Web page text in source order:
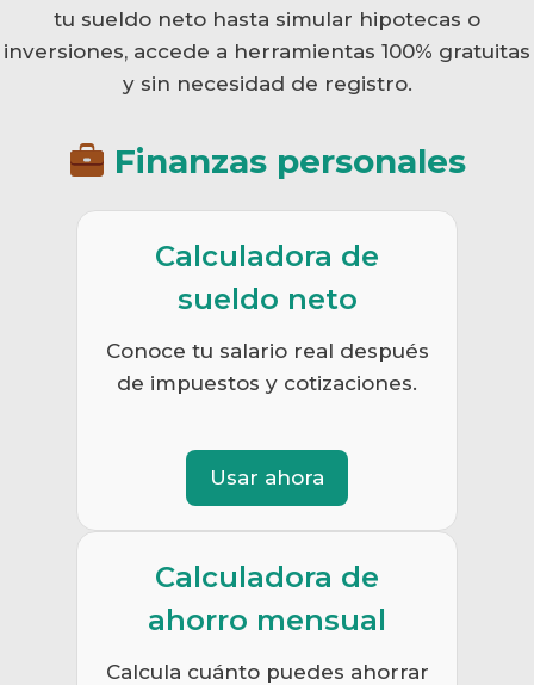
tu sueldo neto hasta simular hipotecas o
inversiones, accede a herramientas 100% gratuitas
y sin necesidad de registro.
Finanzas personales
Calculadora de
sueldo neto
Conoce tu salario real después
de impuestos y cotizaciones.
Usar ahora
Calculadora de
ahorro mensual
Calcula cuánto puedes ahorrar